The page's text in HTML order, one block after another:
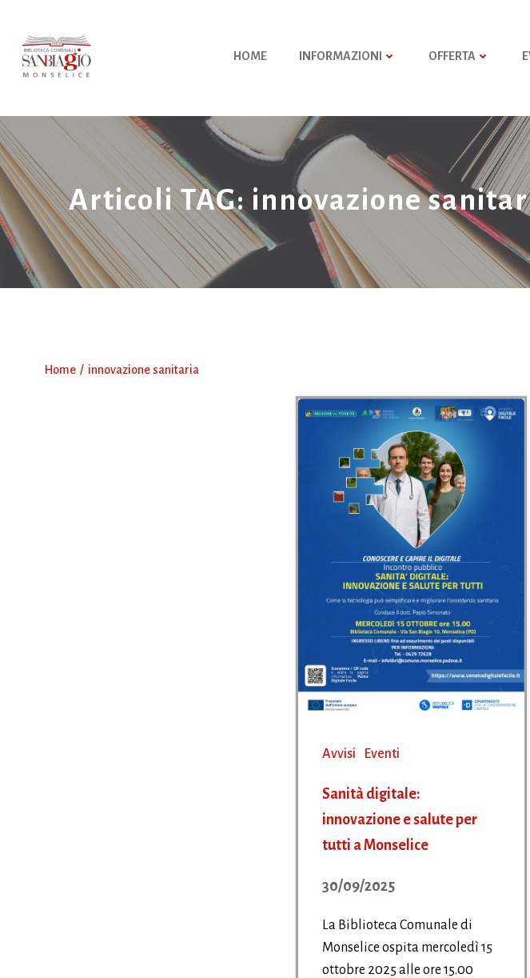
contenuto
HOME INFORMAZIONI OFFERTA
Articoli TAG: innovazione
Home innovazione sanitaria
Avvisi Eventi
Sanità digitale:
innovazione e salute per
tutti a Monselice
30/09/2025
La Biblioteca Comunale di
Monselice ospita mercoledì 15
ottobre 2025 alle ore 15.00